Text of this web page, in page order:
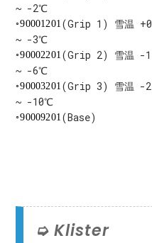
~ -2℃
90001201 (Grip 1) 雪温 +0
~ -3℃
90002201 (Grip 2) 雪温 -1
~ -6℃
90003201 (Grip 3) 雪温 -2
~ -10℃
90009201 (Base)
Klister